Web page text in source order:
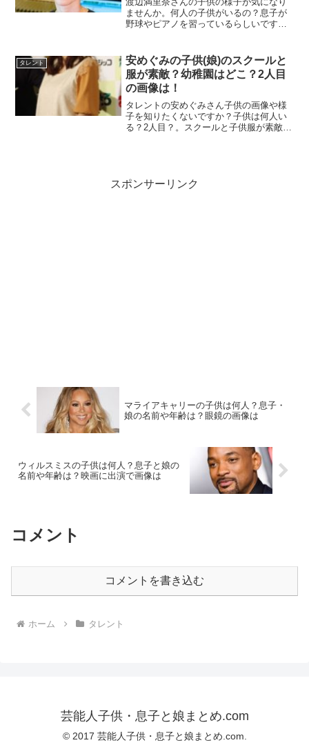
ませんか。何人の子供がいるの？息子が
野球やピアノを習っているらしいです
画像も気になるところですよね。この記
事では渡辺満里奈さん子供の様子につい
てまとめていきます。
タレント
安めぐみの子供(娘)のスクールと
服が素敵？幼稚園はどこ？2人目
の画像は！
タレントの安めぐみさん子供の画像や様
子を知りたくないですか？子供は何人い
る？2人目？。スクールと子供服が素敵ら
スポンサーリンク
マライアキャリーの子供は何人？息子・
娘の名前や年齢は？眼鏡の画像は
ウィルスミスの子供は何人？息子と娘の
名前や年齢は？映画に出演で画像は
コメント
コメントを書き込む
ホーム タレント
芸能人子供・息子と娘まとめ.com
© 2017 芸能人子供・息子と娘まとめ.com.